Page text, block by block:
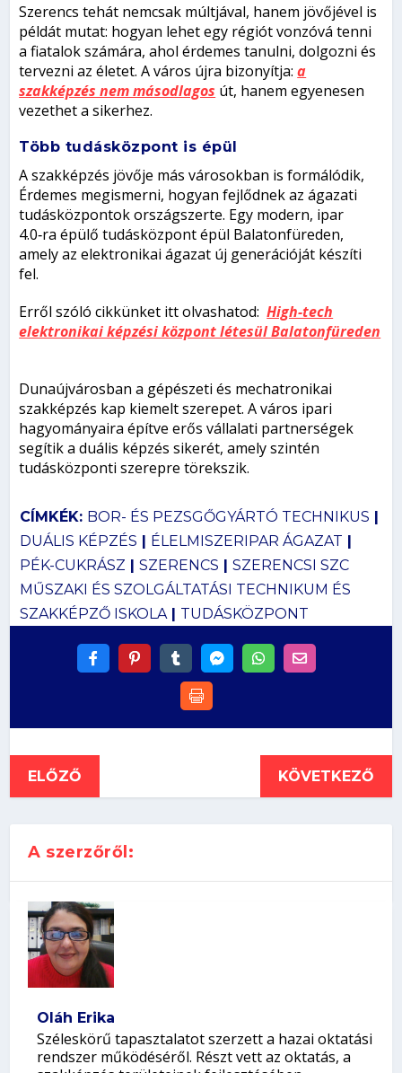
Szerencs tehát nemcsak múltjával, hanem jövőjével is
példát mutat: hogyan lehet egy régiót vonzóvá tenni
a fiatalok számára, ahol érdemes tanulni, dolgozni és
tervezni az életet. A város újra bizonyítja:a
szakképzés nem másodlagos út, hanem egyenesen
vezethet a sikerhez.
Több tudásközpont is épül
A szakképzés jövője más városokban is formálódik,
Érdemes megismerni, hogyan fejlődnek az ágazati
tudásközpontok országszerte. Egy modern, ipar
4.0‑ra épülő tudásközpont épül Balatonfüreden,
amely az elektronikai ágazat új generációját készíti
fel.
Erről szóló cikkünket itt olvashatod:High-tech
elektronikai képzési központ létesül Balatonfüreden
Dunaújvárosban a gépészeti és mechatronikai
szakképzés kap kiemelt szerepet. A város ipari
hagyományaira építve erős vállalati partnerségek
segítik a duális képzés sikerét, amely szintén
tudásközponti szerepre törekszik.
CÍMKÉK: BOR- ÉS PEZSGŐGYÁRTÓ TECHNIKUS |
DUÁLIS KÉPZÉS | ÉLELMISZERIPAR ÁGAZAT |
PÉK-CUKRÁSZ | SZERENCS | SZERENCSI SZC
MŰSZAKI ÉS SZOLGÁLTATÁSI TECHNIKUM ÉS
SZAKKÉPZŐ ISKOLA| TUDÁSKÖZPONT
ELŐZŐ KÖVETKEZŐ
A szerzőről:
Oláh Erika
Széleskörű tapasztalatot szerzett a hazai oktatási
rendszer működéséről. Részt vett az oktatás, a